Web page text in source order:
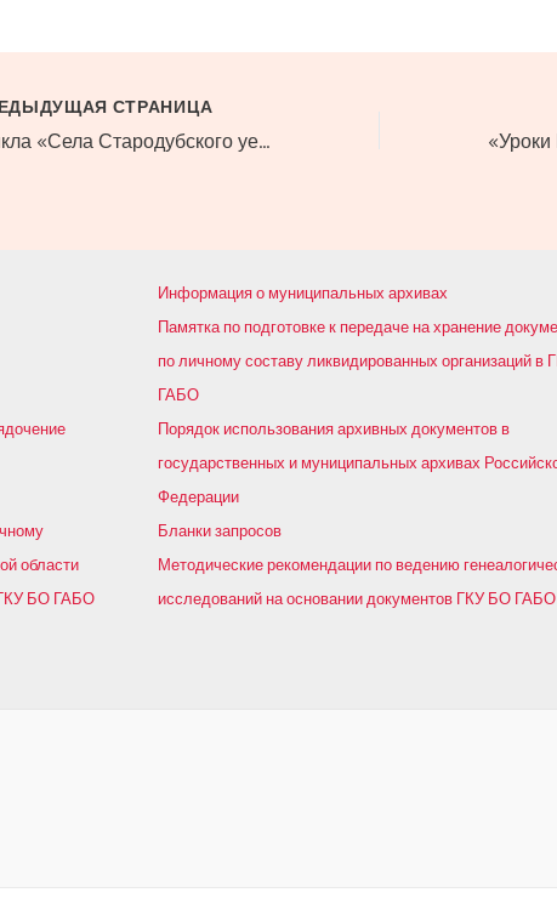
СТРАНИЦА
Из цикла «Села Стародубского уезда». Голибисово (Галибесово).
области
ГКУ БО ГАБО
Информация о муниципальных архивах
Памятка по подготовке к передаче на хранение
по личному составу ликвидированных организаций в
ГАБО
Порядок использования архивных документов в
государственных и муниципальных архивах
Федерации
Бланки запросов
Методические рекомендации по ведению
исследований на основании документов ГКУ БО ГАБО